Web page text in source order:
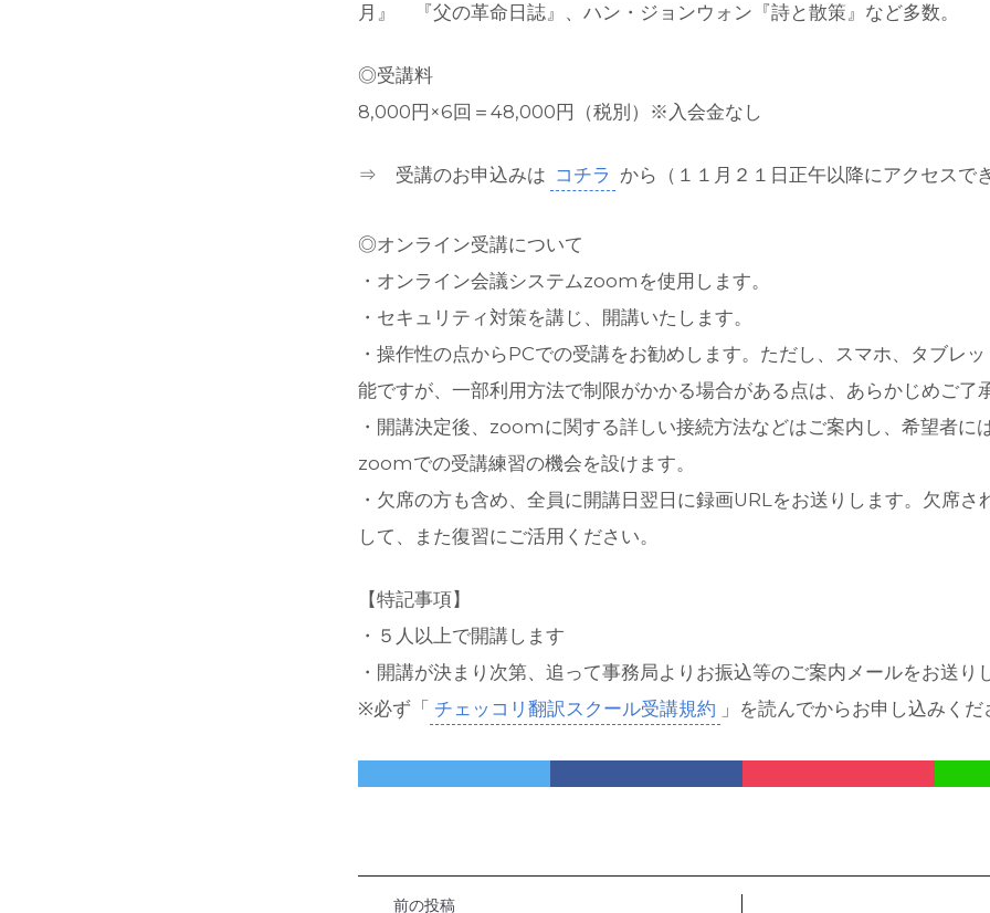
月』 『父の革命日誌』、ハン・ジョンウォン『詩と散策』など多数。
◎受講料
8,000円×6回＝48,000円（税別）※入会金なし
⇒ 受講のお申込みは コチラ から（１１月２１日正午以降にアクセスで
◎オンライン受講について
・オンライン会議システムzoomを使用します。
・セキュリティ対策を講じ、開講いたします。
・操作性の点からPCでの受講をお勧めします。ただし、スマホ、タブレ
能ですが、一部利用方法で制限がかかる場合がある点は、あらかじめご了
・開講決定後、zoomに関する詳しい接続方法などはご案内し、希望者に
zoomでの受講練習の機会を設けます。
・欠席の方も含め、全員に開講日翌日に録画URLをお送りします。欠席さ
して、また復習にご活用ください。
【特記事項】
・５人以上で開講します
・開講が決まり次第、追って事務局よりお振込等のご案内メールをお送り
※必ず「 チェッコリ翻訳スクール受講規約 」を読んでからお申し込みくだ
前の投稿